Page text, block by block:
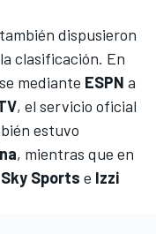
dispusieron
clasificación. En
mediante ESPN a
, el servicio oficial
estuvo
, mientras que en
Sky Sports e Izzi